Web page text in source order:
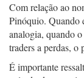
Com relação ao
Pinóquio. Quando
analogia, quando
traders a perdas, o
É importante